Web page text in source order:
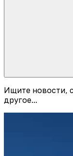
Ищите новости,
другое...